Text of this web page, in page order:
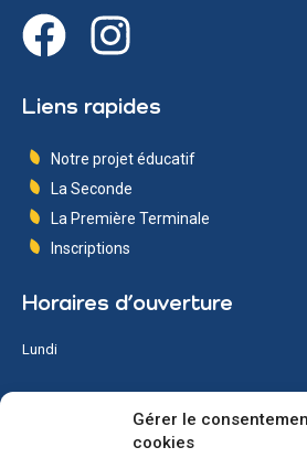
Gérer le
cookies
Liens rapides
Notre projet éducatif
La Seconde
La Première Terminale
Inscriptions
Horaires d’ouverture
Lundi